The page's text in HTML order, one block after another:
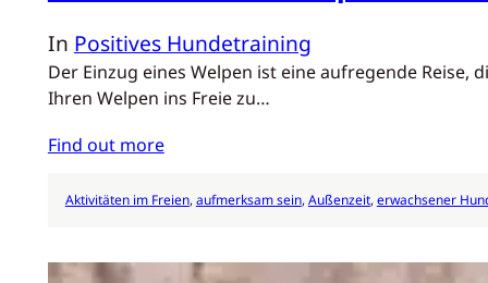
In Positives Hundetraining
Der Einzug eines Welpen ist eine aufregende
Ihren Welpen ins Freie zu…
Find out more
Aktivitäten im Freien, aufmerksam sein, Außenzeit, erwachsener